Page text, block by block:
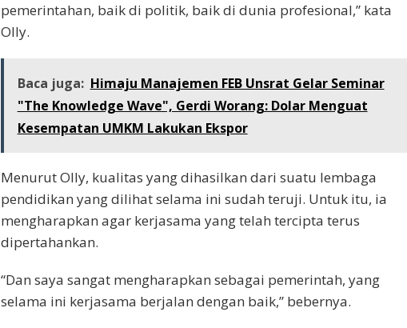
pemerintahan, baik di politik, baik di dunia profesional,” kata
Olly.
Baca juga: Himaju Manajemen FEB Unsrat Gelar Seminar
"The Knowledge Wave", Gerdi Worang: Dolar Menguat
Kesempatan UMKM Lakukan Ekspor
Menurut Olly, kualitas yang dihasilkan dari suatu lembaga
pendidikan yang dilihat selama ini sudah teruji. Untuk itu, ia
mengharapkan agar kerjasama yang telah tercipta terus
dipertahankan.
“Dan saya sangat mengharapkan sebagai pemerintah, yang
selama ini kerjasama berjalan dengan baik,” bebernya.